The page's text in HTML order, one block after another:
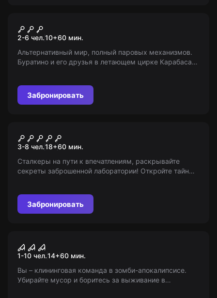
Стимпанк - Буратино
2-6 чел.10+60 мин.
Альтернативный мир, полный паровых механизмов.
Буратино и его друзья в летающем цирке Карабаса-
Забронировать
Крик разума
3-8 чел.18+60 мин.
Сталкеры на пути к впечатлениям, раскрывайте
секреты заброшенной лаборатории! Откройте тайны
Забронировать
Resident Evil. Remake
1-10 чел.14+60 мин.
Вы – клининговая команда в зомби-апокалипсисе.
Убирайте мусор и боритесь за выживание в